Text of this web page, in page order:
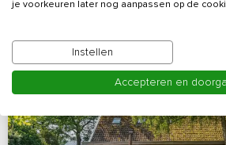
je voorkeuren later nog aanpassen op de
Instellen
Accepteren en